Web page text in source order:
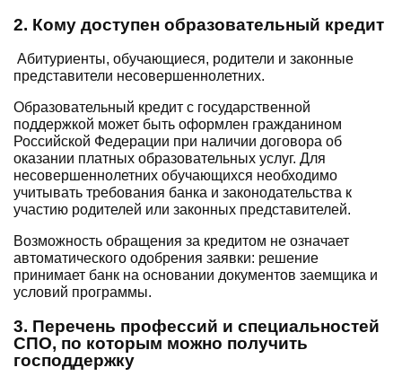
2. Кому доступен образовательный кредит
Абитуриенты, обучающиеся, родители и законные
представители несовершеннолетних.
Образовательный кредит с государственной
поддержкой может быть оформлен гражданином
Российской Федерации при наличии договора об
оказании платных образовательных услуг. Для
несовершеннолетних обучающихся необходимо
учитывать требования банка и законодательства к
участию родителей или законных представителей.
Возможность обращения за кредитом не означает
автоматического одобрения заявки: решение
принимает банк на основании документов заемщика и
условий программы.
3. Перечень профессий и специальностей
СПО, по которым можно получить
господдержку